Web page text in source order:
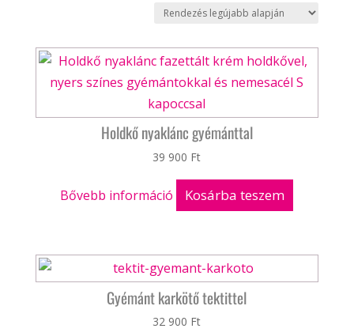
latest
Holdkő nyaklánc gyémánttal
39 900 Ft
Bővebb információ Kosárba teszem
Gyémánt karkötő tektittel
32 900 Ft